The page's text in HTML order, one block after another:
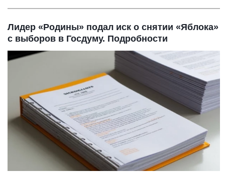
Лидер «Родины» подал иск о снятии «Яблока»
с выборов в Госдуму. Подробности